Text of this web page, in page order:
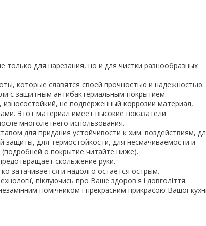
для нарезания, но и для чистки разнообразных
которые славятся своей прочностью и надежностью.
с защитным антибактериальным покрытием.
не подверженный коррозии материал,
Этот материал имеет высокие показатели
многолетнего использования.
для придания устойчивости к хим. воздействиям,
защиты, для термостойкости, для несмачиваемости и
о покрытие читайте ниже).
скольжение руки.
затачивается и надолго остается острым.
піклуючись про Ваше здоров'я і довголіття.
помічником і прекрасним прикрасою Вашої